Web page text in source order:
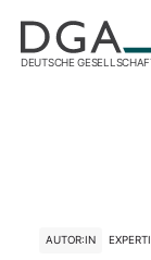
DEUTSCHE
AUTOR:IN